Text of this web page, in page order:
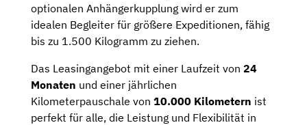
optionalen Anhängerkupplung wird er zum
idealen Begleiter für größere Expeditionen, fähig
bis zu 1.500 Kilogramm zu ziehen.
Das Leasingangebot mit einer Laufzeit von 24
Monaten und einer jährlichen
Kilometerpauschale von 10.000 Kilometern ist
perfekt für alle, die Leistung und Flexibilität in